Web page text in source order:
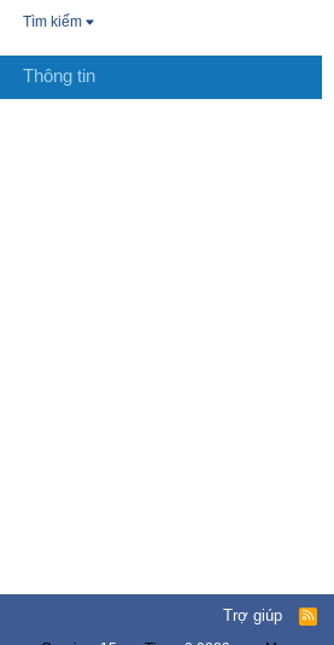
Tìm kiếm
Thông tin
Trợ giúp
R